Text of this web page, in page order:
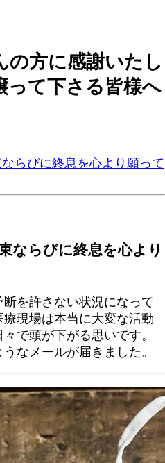
の方に感謝いたし
って下さる皆様へ
らびに終息を心より願って
ならびに終息を心より
を許さない状況になって
現場は本当に大変な活動
で頭が下がる思いです。
なメールが届きました。